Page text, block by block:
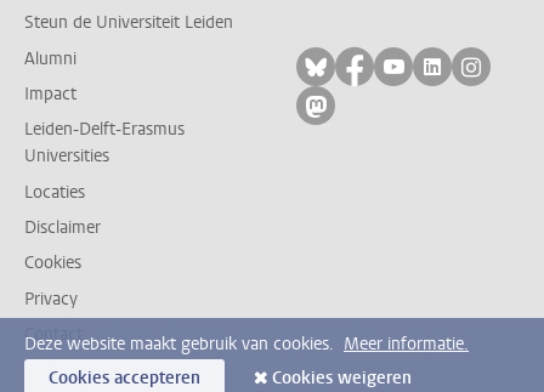
Steun de Universiteit Leiden
Alumni
Impact
Leiden-Delft-Erasmus
Universities
Locaties
Disclaimer
Cookies
Privacy
Contact
Volg ons op bluesky
Volg ons op
Volg ons op
Volg ons
Volg
Volg ons op mastodon
Deze website maakt gebruik van cookies. Meer informatie.
Cookies accepteren
Cookies weigeren